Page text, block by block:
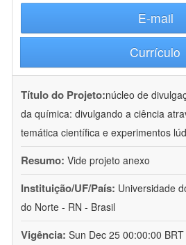
E-mail
Currículo
Título do Projeto:núcleo de
da química: divulgando a ciência
temática científica e experimentos
Resumo: Vide projeto anexo
Instituição/UF/País: Universidade
do Norte - RN - Brasil
Vigência: Sun Dec 25 00:00:00